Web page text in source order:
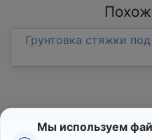
Грунтовка стяжки
Мы используем